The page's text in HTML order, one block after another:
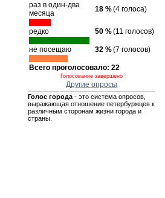
раз в один-два
месяца
18 %(4 голоса)
редко 50 %(11 голосов)
не посещаю 32 %(7 голосов)
Всего проголосовало: 22
Голосование завершено
Другие опросы
Голос города- это система опросов,
выражающая отношение петербуржцев к
различным сторонам жизни города и
страны.